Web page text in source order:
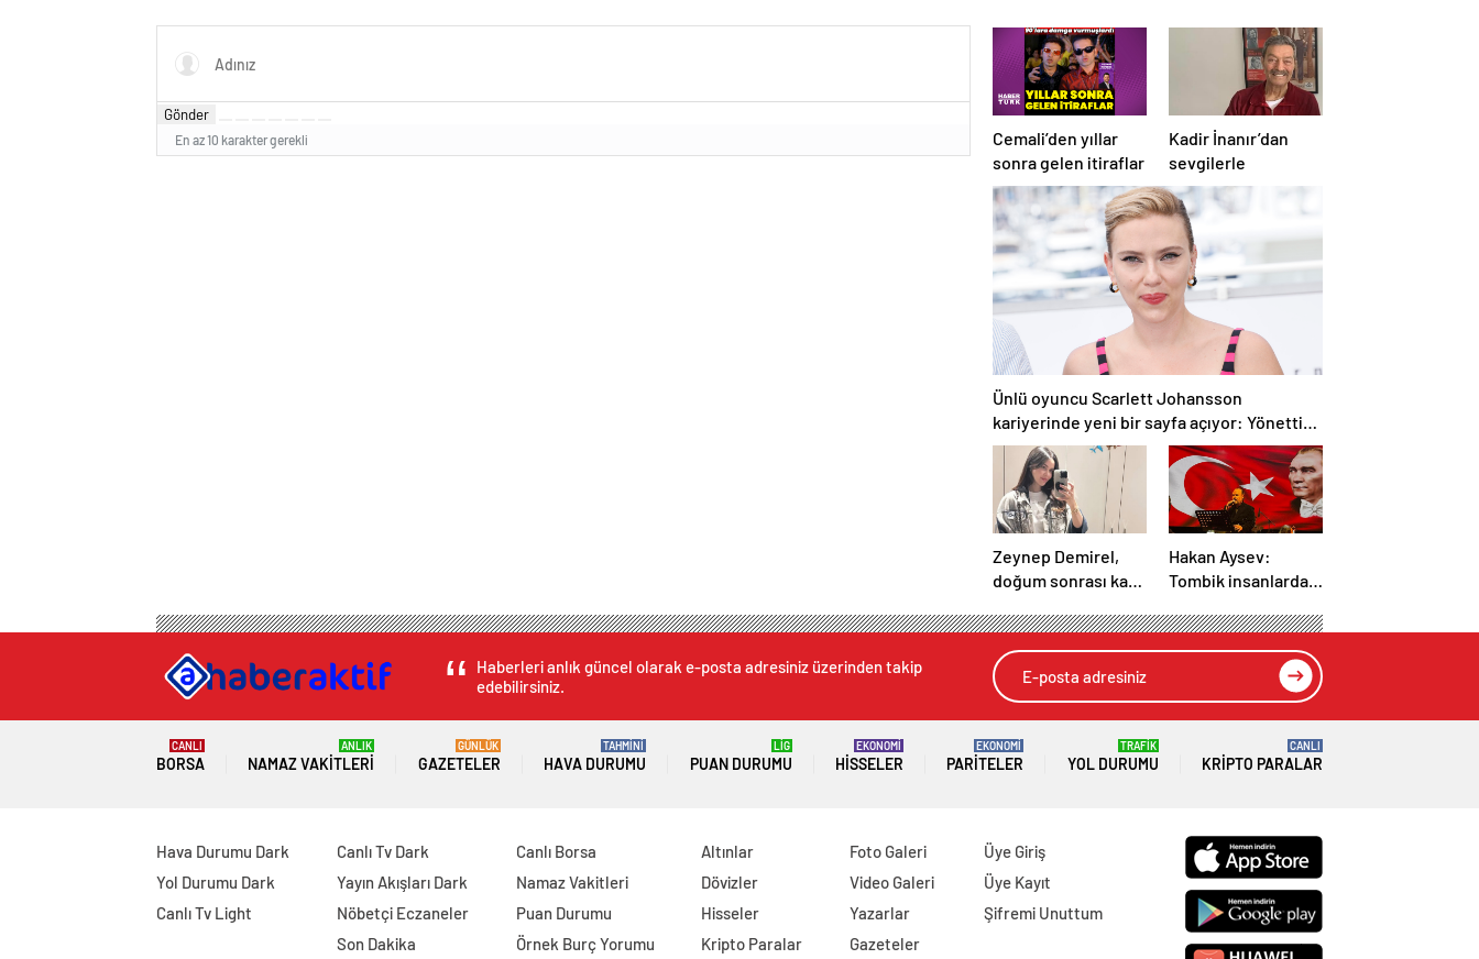
Gönder
En az 10 karakter gerekli
Cemali’den yıllar
sonra gelen itiraflar
Kadir İnanır’dan
sevgilerle
Ünlü oyuncu Scarlett Johansson
kariyerinde yeni bir sayfa açıyor: Yönettiği
ilk film Cannes’da
Zeynep Demirel,
doğum sonrası kaç
açıkladı
Hakan Aysev:
Tombik insanlardan
Haberleri anlık güncel olarak e-posta adresiniz üzerinden takip
edebilirsiniz.
BORSA
CANLI
NAMAZ VAKITLERI
ANLIK
GAZETELER
GÜNLÜK
HAVA DURUMU
TAHMİNİ
PUAN DURUMU
LİG
HISSELER
EKONOMİ
PARITELER
EKONOMİ
YOL DURUMU
TRAFİK
KRIPTO PARALAR
CANLI
Hava Durumu Dark
Yol Durumu Dark
Canlı Tv Light
Canlı Tv Dark
Yayın Akışları Dark
Nöbetçi Eczaneler
Son Dakika
Canlı Borsa
Namaz Vakitleri
Puan Durumu
Örnek Burç Yorumu
Altınlar
Dövizler
Hisseler
Kripto Paralar
Foto Galeri
Video Galeri
Yazarlar
Gazeteler
Üye Giriş
Üye Kayıt
Şifremi Unuttum